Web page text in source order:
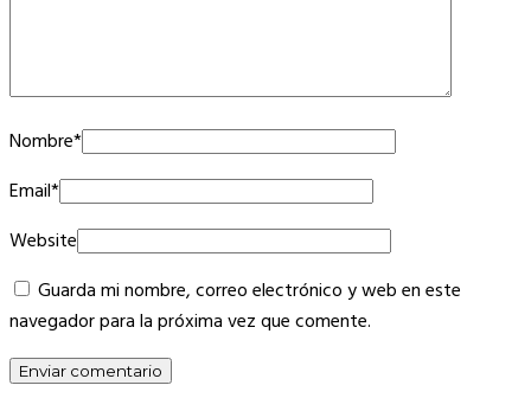
Nombre*
Email*
Website
Guarda mi nombre, correo electrónico y web en este
navegador para la próxima vez que comente.